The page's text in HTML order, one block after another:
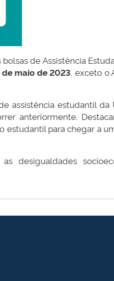
de Assistência
maio de 2023 , exceto
assistência estudantil da
anteriormente.
para chegar a
desigualdades